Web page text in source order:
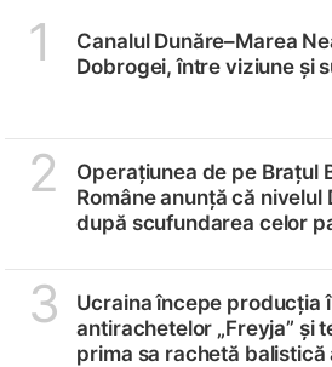
1
Canalul Dunăre–Marea
Dobrogei, între viziune și
2
Operațiunea de pe Brațul
Române anunță că nivelul
după scufundarea celor
3
Ucraina începe producția
antirachetelor „Freyja” și
prima sa rachetă balistică